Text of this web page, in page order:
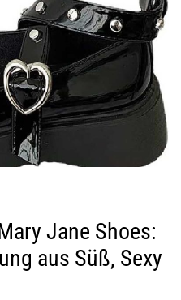
Jane Shoes:
aus Süß, Sexy